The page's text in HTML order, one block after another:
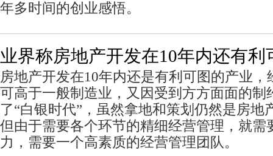
年多时间的创业感悟。
业界称房地产开发在10年内还有利
房地产开发在10年内还是有利可图的产业
可高于一般制造业，又因受到方方面面的制
了“白银时代”，虽然拿地和策划仍然是房地
但由于需要各个环节的精细经营管理，就需
力，需要一个高素质的经营管理团队。